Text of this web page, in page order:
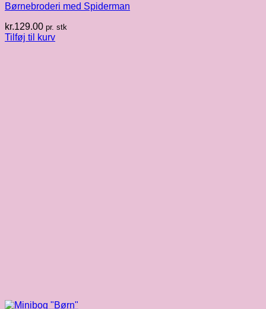
Børnebroderi med Spiderman
kr.129.00 pr. stk
Tilføj til kurv